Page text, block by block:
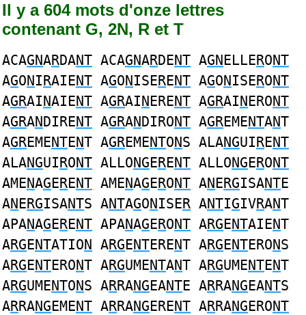
Il y a 604 mots d'onze lettres
contenant G, 2N, R et T
ACAGNARDANT ACAGNARDENT AGNELLERONT
AGONIRAIENT AGONISERENT AGONISERONT
AGRAINAIENT AGRAINERENT AGRAINERONT
AGRANDIRENT AGRANDIRONT AGREMENTANT
AGREMENTENT AGREMENTONS ALANGUIRENT
ALANGUIRONT ALLONGERENT ALLONGERONT
AMENAGERENT AMENAGERONT ANERGISANTE
ANERGISANTS ANTAGONISER ANTIGIVRANT
APANAGERENT APANAGERONT ARGENTAIENT
ARGENTATION ARGENTERENT ARGENTERONS
ARGENTERONT ARGUMENTANT ARGUMENTENT
ARGUMENTONS ARRANGEANTE ARRANGEANTS
ARRANGEMENT ARRANGERENT ARRANGERONT